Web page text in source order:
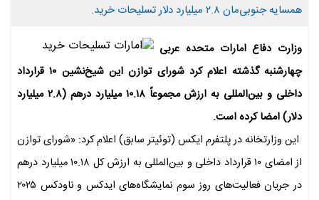
همسایه جنوبی‌مان ۲.۸ میلیارد دلار تسلیحات خرید.
وزارت دفاع امارات متحده عربی
چهارشنبه گذشته اعلام کرد شورای توازن این شیخ‌نشین ۱۰ قرارداد
داخلی و بین‌المللی به ارزش مجموعاً ۱۰.۱۸ میلیارد درهم (۲.۸ میلیارد
دلار) امضا کرده است.
این وزارتخانه در پلتفرم ایکس (توئیتر سابق) اعلام کرد: «شورای توازن
از امضای ۱۰ قرارداد داخلی و بین‌المللی به ارزش کل ۱۰.۱۸ میلیارد درهم
در جریان فعالیت‌های روز سوم نمایشگاه‌های ‌‌ایدکس و ناودکس ۲۰۲۵